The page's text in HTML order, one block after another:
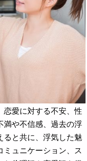
恋愛に対する不安、性
満や不信感、過去の浮
ると共に、浮気した魅
ミュニケーション、ス